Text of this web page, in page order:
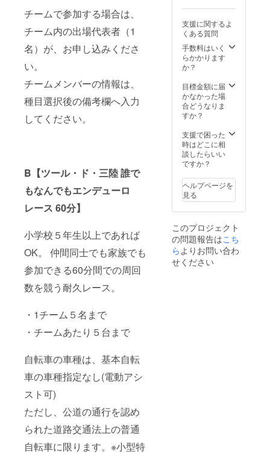
チームで参加する場合は、
チーム内の出場代表者（1
名）が、お申し込みくださ
い。
チームメンバーの情報は、
種目選択後の備考欄へ入力
してください。
B【ツール・ド・三陸 誰で
もなんでもエンデューロ
レース 60分】
小学校５年生以上であれば
OK。 仲間同士でも家族でも
参加できる60分間での周回
数を競う耐久レース。
・1チーム５名まで
・チームあたり５台まで
自転車の車種は、基本自転
車の車種指定なし(電動アシ
スト可)
ただし、公道の通行を認め
られた道路交通法上の普通
自転車に限ります。※小型特
支援に関するよ
くある質問
手数料はいく
らかかります
か？
目標金額に届
かなかった場
合どうなりま
すか？
支援で困った
時はどこに相
談したらいい
ですか？
ヘルプページを
見る
このプロジェクト
の問題報告はこち
らよりお問い合わ
せください